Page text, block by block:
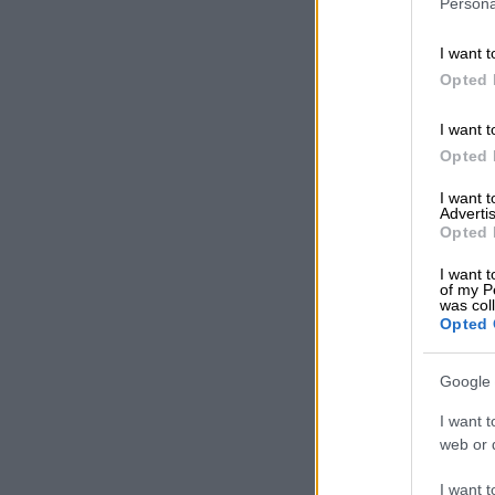
I want
Opted
I want
Opted
I want
Opted
I want
of my
was
Opted
Google
I want
web or
I want